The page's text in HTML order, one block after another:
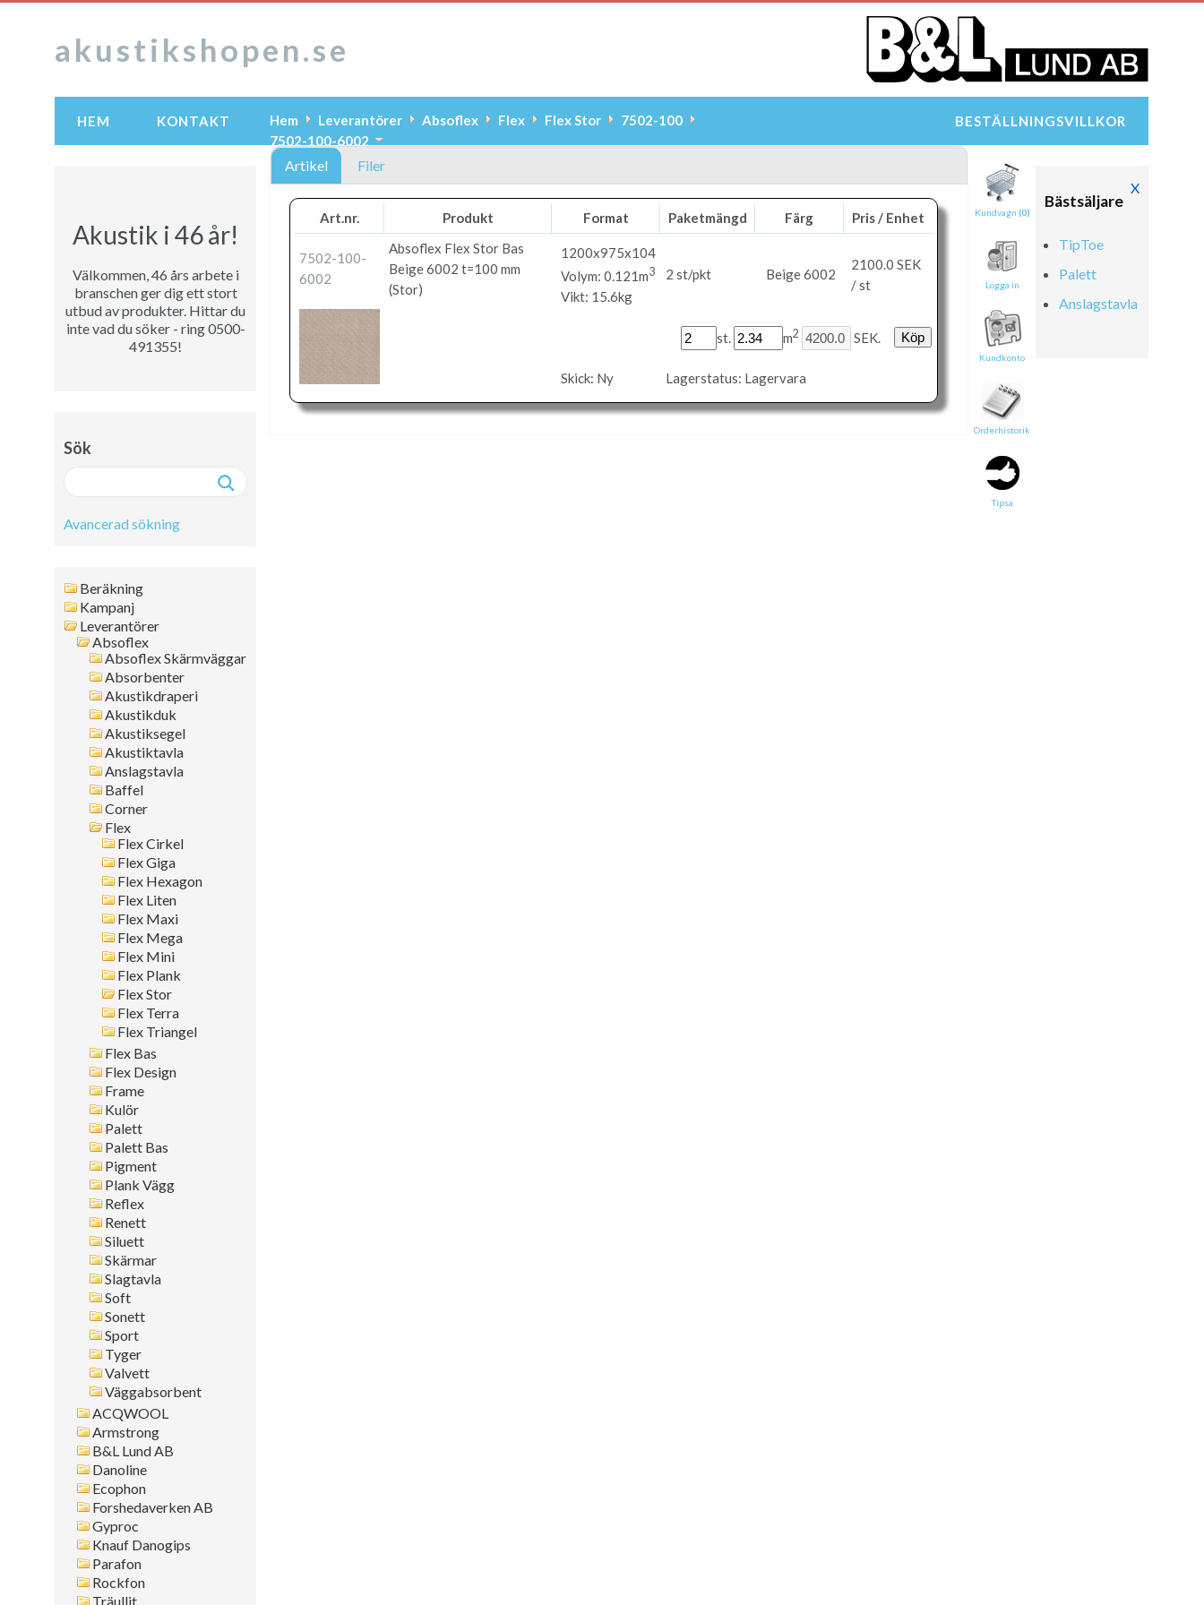
akustikshopen.se
HEM KONTAKT BESTÄLLNINGSVILLKOR
Akustik i 46 år!
Välkommen, 46 års arbete i
branschen ger dig ett stort
utbud av produkter. Hittar du
inte vad du söker - ring 0500-
491355!
Sök
Avancerad sökning
Fritext
Artikelnr
Namn
Leverantör
Format
Tjocklek
Artikelgrupp
Kanttyp
Placering
Montagesätt
Sök i allt
Beräkning
Kampanj
Leverantörer
Absoflex
Absoflex Skärmväggar
Absorbenter
Akustikdraperi
Akustikduk
Akustiksegel
Akustiktavla
Anslagstavla
Baffel
Corner
Flex
Flex Cirkel
Flex Giga
Flex Hexagon
Flex Liten
Flex Maxi
Flex Mega
Flex Mini
Flex Plank
Flex Stor
Flex Terra
Flex Triangel
Flex Bas
Flex Design
Frame
Kulör
Palett
Palett Bas
Pigment
Plank Vägg
Reflex
Renett
Siluett
Skärmar
Slagtavla
Soft
Sonett
Sport
Tyger
Valvett
Väggabsorbent
ACQWOOL
Armstrong
B&L Lund AB
Danoline
Ecophon
Forshedaverken AB
Gyproc
Knauf Danogips
Parafon
Rockfon
Träullit
Hem Leverantörer Absoflex Flex Flex Stor
7502-100
7502-100-6002
Artikel Filer
Art.nr. Produkt Format Paketmängd Färg Pris / Enhet
7502-100-
6002
Absoflex Flex Stor Bas
Beige 6002 t=100 mm
(Stor)
1200x975x104
Volym: 0.121m3
Vikt: 15.6kg
2 st/pkt Beige 6002
2100.0 SEK
/ st
st. m2 SEK.
Skick: Ny Lagerstatus: Lagervara
Kundvagn (0)
Logga in
Kundkonto
Orderhistorik
Tipsa
Bästsäljare
X
TipToe
Palett
Anslagstavla